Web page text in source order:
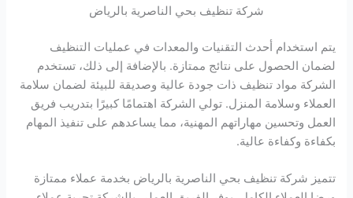
شركة تنظيف بحي الناصرية بالرياض
يتم استخدام أحدث التقنيات والمعدات في عمليات التنظيف
لضمان الحصول على نتائج ممتازة. بالإضافة إلى ذلك، تستخدم
الشركة مواد تنظيف ذات جودة عالية وصديقة للبيئة لضمان سلامة
العملاء وسلامة المنزل. تولي الشركة اهتمامًا كبيرًا بتدريب فريق
العمل وتحسين مهاراتهم المهنية، مما يساعدهم على تنفيذ المهام
بكفاءة وكفاءة عالية.
تتميز شركة تنظيف بحي الناصرية بالرياض بخدمة عملاء ممتازة